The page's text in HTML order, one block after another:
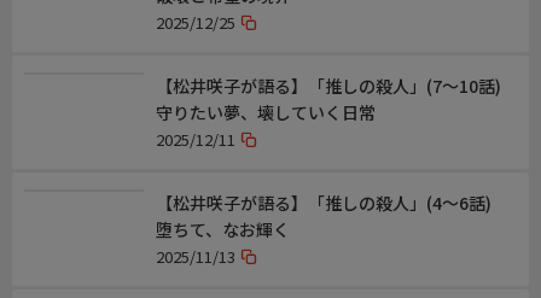
2025/12/25
【松井咲子が語る】「推しの殺人」(7〜10話)
守りたい夢、壊していく日常
2025/12/11
【松井咲子が語る】「推しの殺人」(4～6話)
堕ちて、なお輝く
2025/11/13